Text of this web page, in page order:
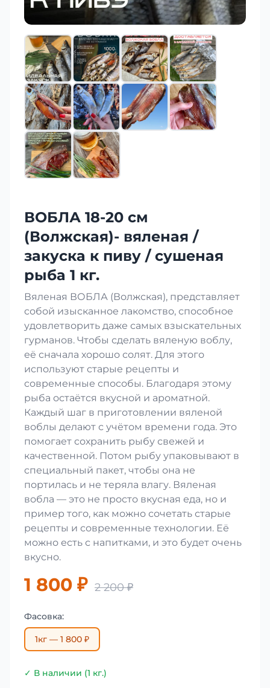
ВОБЛА 18-20 см
(Волжская)- вяленая /
закуска к пиву / сушеная
рыба 1 кг.
Вяленая ВОБЛА (Волжская), представляет
собой изысканное лакомство, способное
удовлетворить даже самых взыскательных
гурманов. Чтобы сделать вяленую воблу,
её сначала хорошо солят. Для этого
используют старые рецепты и
современные способы. Благодаря этому
рыба остаётся вкусной и ароматной.
Каждый шаг в приготовлении вяленой
воблы делают с учётом времени года. Это
помогает сохранить рыбу свежей и
качественной. Потом рыбу упаковывают в
специальный пакет, чтобы она не
портилась и не теряла влагу. Вяленая
вобла — это не просто вкусная еда, но и
пример того, как можно сочетать старые
рецепты и современные технологии. Её
можно есть с напитками, и это будет очень
вкусно.
1 800 ₽ 2 200 ₽
Фасовка:
1кг — 1 800 ₽
✓ В наличии (1 кг.)